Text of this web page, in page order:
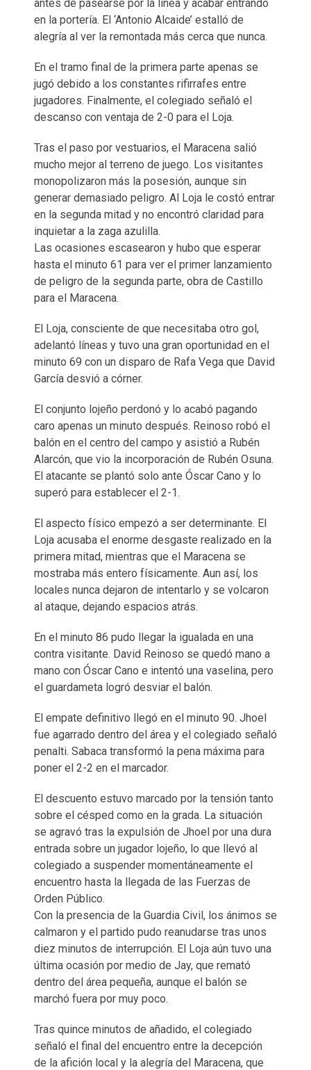
antes de pasearse por la línea y acabar entrando
en la portería. El ‘Antonio Alcaide’ estalló de
alegría al ver la remontada más cerca que nunca.
En el tramo final de la primera parte apenas se
jugó debido a los constantes rifirrafes entre
jugadores. Finalmente, el colegiado señaló el
descanso con ventaja de 2-0 para el Loja.
Tras el paso por vestuarios, el Maracena salió
mucho mejor al terreno de juego. Los visitantes
monopolizaron más la posesión, aunque sin
generar demasiado peligro. Al Loja le costó entrar
en la segunda mitad y no encontró claridad para
inquietar a la zaga azulilla.
Las ocasiones escasearon y hubo que esperar
hasta el minuto 61 para ver el primer lanzamiento
de peligro de la segunda parte, obra de Castillo
para el Maracena.
El Loja, consciente de que necesitaba otro gol,
adelantó líneas y tuvo una gran oportunidad en el
minuto 69 con un disparo de Rafa Vega que David
García desvió a córner.
El conjunto lojeño perdonó y lo acabó pagando
caro apenas un minuto después. Reinoso robó el
balón en el centro del campo y asistió a Rubén
Alarcón, que vio la incorporación de Rubén Osuna.
El atacante se plantó solo ante Óscar Cano y lo
superó para establecer el 2-1.
El aspecto físico empezó a ser determinante. El
Loja acusaba el enorme desgaste realizado en la
primera mitad, mientras que el Maracena se
mostraba más entero físicamente. Aun así, los
locales nunca dejaron de intentarlo y se volcaron
al ataque, dejando espacios atrás.
En el minuto 86 pudo llegar la igualada en una
contra visitante. David Reinoso se quedó mano a
mano con Óscar Cano e intentó una vaselina, pero
el guardameta logró desviar el balón.
El empate definitivo llegó en el minuto 90. Jhoel
fue agarrado dentro del área y el colegiado señaló
penalti. Sabaca transformó la pena máxima para
poner el 2-2 en el marcador.
El descuento estuvo marcado por la tensión tanto
sobre el césped como en la grada. La situación
se agravó tras la expulsión de Jhoel por una dura
entrada sobre un jugador lojeño, lo que llevó al
colegiado a suspender momentáneamente el
encuentro hasta la llegada de las Fuerzas de
Orden Público.
Con la presencia de la Guardia Civil, los ánimos se
calmaron y el partido pudo reanudarse tras unos
diez minutos de interrupción. El Loja aún tuvo una
última ocasión por medio de Jay, que remató
dentro del área pequeña, aunque el balón se
marchó fuera por muy poco.
Tras quince minutos de añadido, el colegiado
señaló el final del encuentro entre la decepción
de la afición local y la alegría del Maracena, que